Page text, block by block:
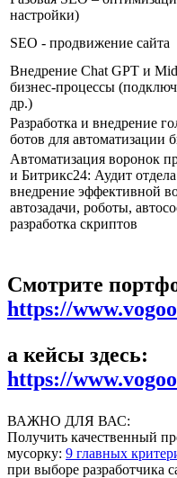
настройки)
SEO - продвижение сайта
Внедрение Chat GPT и
бизнес-процессы
др.)
Разработка и внедрение
ботов для автоматизации
Автоматизация воронок
и Битрикс24: Аудит
внедрение эффективной
автозадачи, роботы,
разработка скриптов
Смотрите
https://
а кейсы здесь:
https://
ВАЖНО ДЛЯ ВАС:
Получить качественный
мусорку: 9 главных
при выборе разработчика